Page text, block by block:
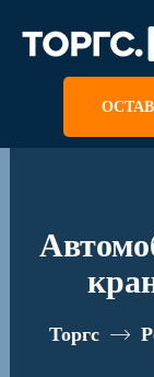
на
Торгс